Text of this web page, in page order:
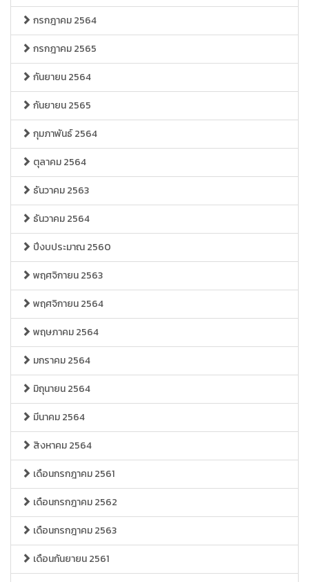
กรกฎาคม 2564
กรกฎาคม 2565
กันยายน 2564
กันยายน 2565
กุมภาพันธ์ 2564
ตุลาคม 2564
ธันวาคม 2563
ธันวาคม 2564
ปีงบประมาณ 2560
พฤศจิกายน 2563
พฤศจิกายน 2564
พฤษภาคม 2564
มกราคม 2564
มิถุนายน 2564
มีนาคม 2564
สิงหาคม 2564
เดือนกรกฎาคม 2561
เดือนกรกฎาคม 2562
เดือนกรกฎาคม 2563
เดือนกันยายน 2561